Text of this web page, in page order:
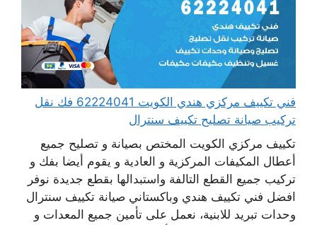
فني تكييف مركزي هندي الكويت 62224041 فك نقل
تركيب صيانة تصليح تكييف سنترال
تكييف مركزي الكويت المختص بصيانة و تصليح جميع
أعطال المكيفات المركزية و العادية و يقوم أيضا بفك و
تركيب جميع القطع التالفة واستبدالها بقطع جديدة نوفر
افضل فني تكييف هندي وباكستاني صيانة تكييف سنترال
وحدات تبريد للابنية، نعمل على تأمين جميع المعدات و